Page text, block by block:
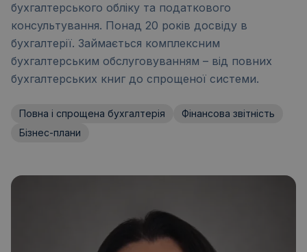
бухгалтерського обліку та податкового
консультування. Понад 20 років досвіду в
бухгалтерії. Займається комплексним
бухгалтерським обслуговуванням – від повних
бухгалтерських книг до спрощеної системи.
Повна і спрощена бухгалтерія
Фінансова звітність
Бізнес-плани